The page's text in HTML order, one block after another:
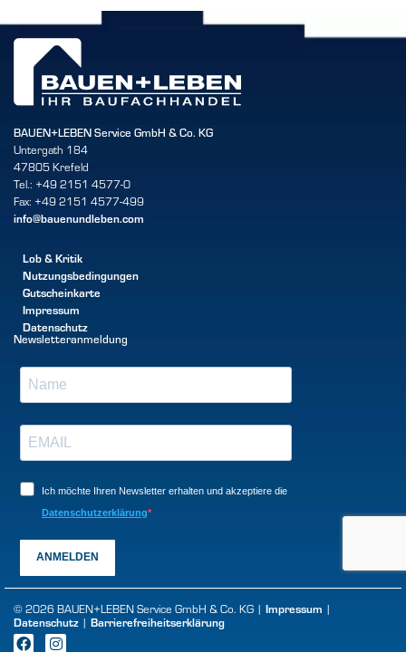
BAUEN+LEBEN Service GmbH & Co. KG
Untergath 184
47805 Krefeld
Tel.: +49 2151 4577-0
Fax: +49 2151 4577-499
info@bauenundleben.com
Lob & Kritik
Nutzungsbedingungen
Gutscheinkarte
Impressum
Datenschutz
Newsletteranmeldung
Ich möchte Ihren Newsletter erhalten und akzeptiere die
Datenschutzerklärung
ANMELDEN
© 2026 BAUEN+LEBEN Service GmbH & Co. KG | Impressum |
Datenschutz | Barrierefreiheitserklärung